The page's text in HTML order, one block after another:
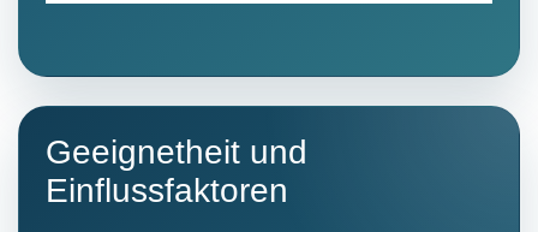
Geeignetheit und
Einflussfaktoren